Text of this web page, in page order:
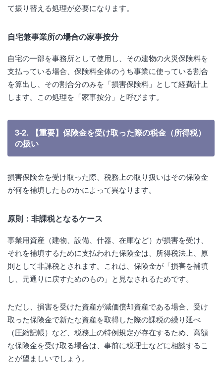
て振り替える処理が必要になります。
自宅兼事業所の場合の家事按分
自宅の一部を事務所として使用し、その建物の火災保険料を
支払っている場合、保険料全体のうち事業に使っている割合
を算出し、その割合分のみを「損害保険料」として経費計上
します。この処理を「家事按分」と呼びます。
3-2. 【重要】保険金を受け取った際の税金（所得税）
の扱い
損害保険金を受け取った際、税務上の取り扱いはその保険金
が何を補填したものかによって異なります。
原則：非課税となるケース
事業用資産（建物、設備、什器、在庫など）が損害を受け、
それを補填するために支払われた保険金は、所得税法上、原
則として非課税とされます。これは、保険金が「損害を補填
し、元通りに戻すためのもの」と見なされるためです。
ただし、損害を受けた資産が減価償却資産である場合、受け
取った保険金で新たな資産を取得した際の課税の繰り延べ
（圧縮記帳）など、税務上の特例規定が存在するため、高額
な保険金を受け取る場合は、事前に税理士などに相談するこ
とが望ましいでしょう。